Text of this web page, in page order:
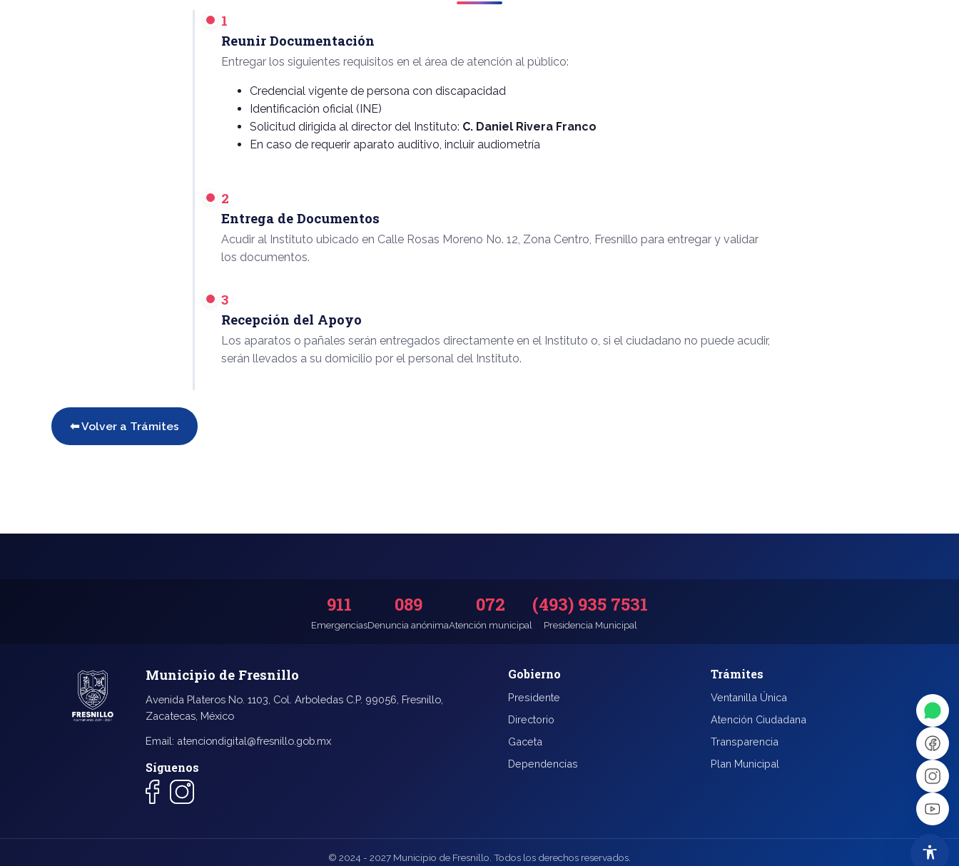
1
Reunir Documentación
Entregar los siguientes requisitos en el área de atención al público:
Credencial vigente de persona con discapacidad
Identificación oficial (INE)
Solicitud dirigida al director del Instituto: C. Daniel Rivera Franco
En caso de requerir aparato auditivo, incluir audiometría
2
Entrega de Documentos
Acudir al Instituto ubicado en Calle Rosas Moreno No. 12, Zona Centro, Fresnillo para entregar y validar
los documentos.
3
Recepción del Apoyo
Los aparatos o pañales serán entregados directamente en el Instituto o, si el ciudadano no puede acudir,
serán llevados a su domicilio por el personal del Instituto.
⬅ Volver a Trámites
911
Emergencias
089
Denuncia anónima
072
Atención municipal
(493) 935 7531
Presidencia Municipal
Municipio de Fresnillo
Avenida Plateros No. 1103, Col. Arboledas C.P. 99056, Fresnillo,
Zacatecas, México
Email: atenciondigital@fresnillo.gob.mx
Síguenos
Gobierno
Presidente
Directorio
Gaceta
Dependencias
Trámites
Ventanilla Única
Atención Ciudadana
Transparencia
Plan Municipal
© 2024 - 2027 Municipio de Fresnillo. Todos los derechos reservados.
↔
Dx